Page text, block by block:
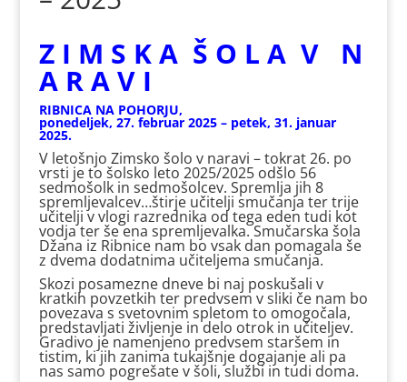
Z I M S K A Š O L A V N
A R A V I
RIBNICA NA POHORJU,
ponedeljek, 27. februar 2025 – petek, 31. januar
2025.
V letošnjo Zimsko šolo v naravi – tokrat 26. po
vrsti je to šolsko leto 2025/2025 odšlo 56
sedmošolk in sedmošolcev. Spremlja jih 8
spremljevalcev…štirje učitelji smučanja ter trije
učitelji v vlogi razrednika od tega eden tudi kot
vodja ter še ena spremljevalka. Smučarska šola
Džana iz Ribnice nam bo vsak dan pomagala še
z dvema dodatnima učiteljema smučanja.
Skozi posamezne dneve bi naj poskušali v
kratkih povzetkih ter predvsem v sliki če nam bo
povezava s svetovnim spletom to omogočala,
predstavljati življenje in delo otrok in učiteljev.
Gradivo je namenjeno predvsem staršem in
tistim, ki jih zanima tukajšnje dogajanje ali pa
nas samo pogrešate v šoli, službi in tudi doma.